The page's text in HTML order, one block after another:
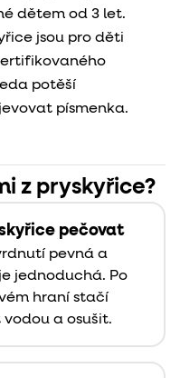
dětem od 3 let.
jsou pro děti
potěší
písmenka.
z pryskyřice?
pečovat
pevná a
jednoduchá. Po
hraní stačí
a osušit.